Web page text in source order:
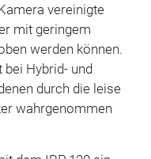
vereinigte
mit geringem
werden können.
Hybrid- und
durch die leise
wahrgenommen